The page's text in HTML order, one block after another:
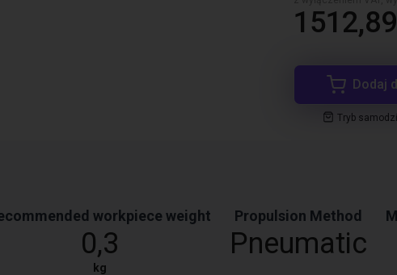
Dodaj
Tryb
workpiece weight
0,3
kg
Propulsion Method
Pneumatic